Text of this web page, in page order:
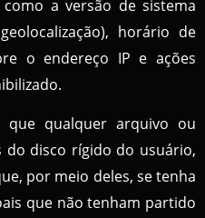
a versão de sistema
horário de
o endereço IP e ações
que qualquer arquivo ou
do disco rígido do usuário,
por meio deles, se tenha
que não tenham partido